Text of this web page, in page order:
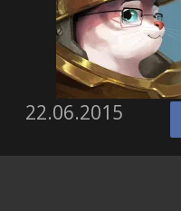
22.06.2015